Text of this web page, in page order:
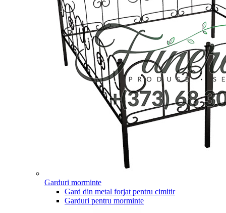
Garduri morminte
Gard din metal forjat pentru cimitir
Garduri pentru morminte